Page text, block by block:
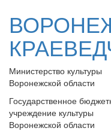
Министерство культуры
Воронежской области
Государственное
учреждение культуры
Воронежской области